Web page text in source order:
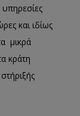
και ιδίως
μικρά
κράτη